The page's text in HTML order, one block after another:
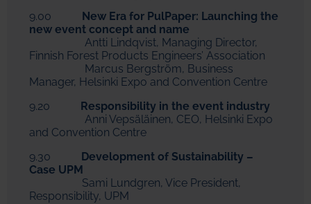
9.00
New Era for PulPaper: Launching the
new event concept and name
Antti Lindqvist, Managing Director,
Finnish Forest Products Engineers’ Association
Marcus Bergström, Business
Manager, Helsinki Expo and Convention Centre
9.20
Responsibility in the event industry
Anni Vepsäläinen, CEO, Helsinki Expo
and Convention Centre
9.30
Development of Sustainability –
Case UPM
Sami Lundgren, Vice President,
Responsibility, UPM